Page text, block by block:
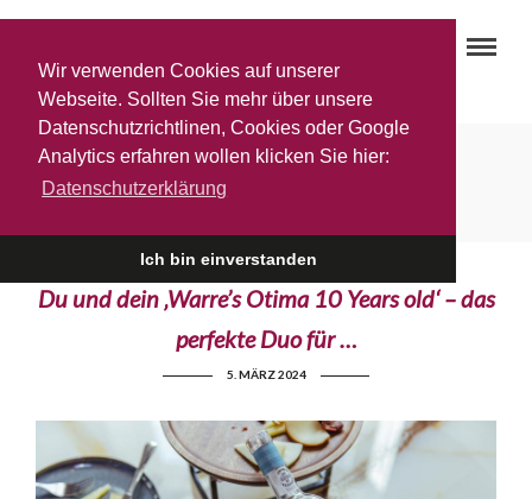
Wir verwenden Cookies auf unserer
Webseite. Sollten Sie mehr über unsere
Datenschutzrichtlinen, Cookies oder Google
Analytics erfahren wollen klicken Sie hier:
Datenschutzerklärung
Ich bin einverstanden
Du und dein ‚Warre’s Otima 10 Years old‘ – das
perfekte Duo für …
5. MÄRZ 2024